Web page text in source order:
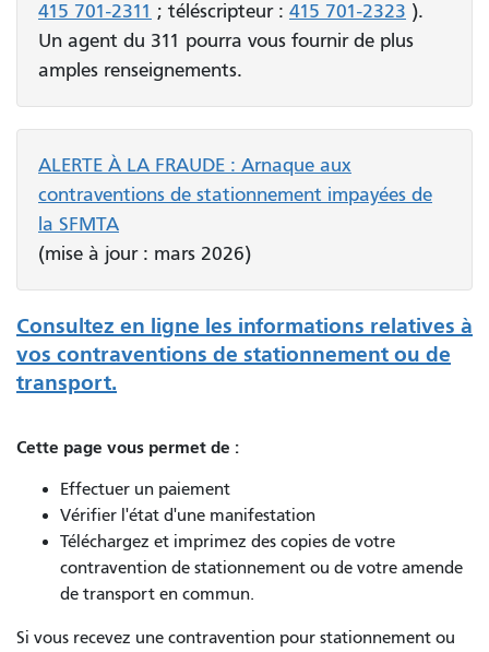
415 701-2311 ; téléscripteur : 415 701-2323 ).
Un agent du 311 pourra vous fournir de plus
amples renseignements.
ALERTE À LA FRAUDE : Arnaque aux
contraventions de stationnement impayées de
la SFMTA
(mise à jour : mars 2026)
Consultez en ligne les informations relatives à
vos contraventions de stationnement ou de
transport.
Cette page vous permet de :
Effectuer un paiement
Vérifier l'état d'une manifestation
Téléchargez et imprimez des copies de votre
contravention de stationnement ou de votre amende
de transport en commun.
Si vous recevez une contravention pour stationnement ou